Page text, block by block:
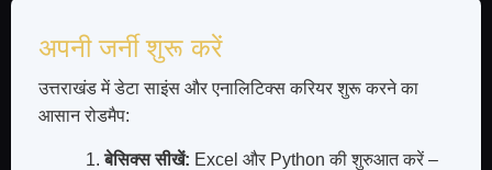
अपनी जर्नी शुरू करें
उत्तराखंड में डेटा साइंस और एनालिटिक्स करियर शुरू करने का
आसान रोडमैप:
बेसिक्स सीखें: Excel और Python की शुरुआत करें –